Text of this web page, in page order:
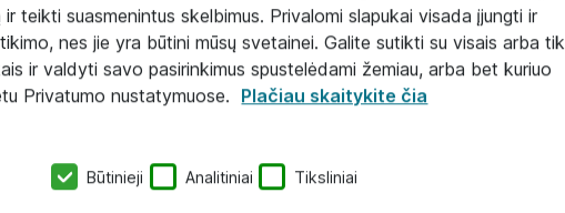
teikti suasmenintus skelbimus. Privalomi slapukai visada įjungti ir
nes jie yra būtini mūsų svetainei. Galite sutikti su visais arba tik
ir valdyti savo pasirinkimus spustelėdami žemiau, arba bet kuriuo
Privatumo nustatymuose.
Plačiau skaitykite čia
Būtinieji Analitiniai Tiksliniai